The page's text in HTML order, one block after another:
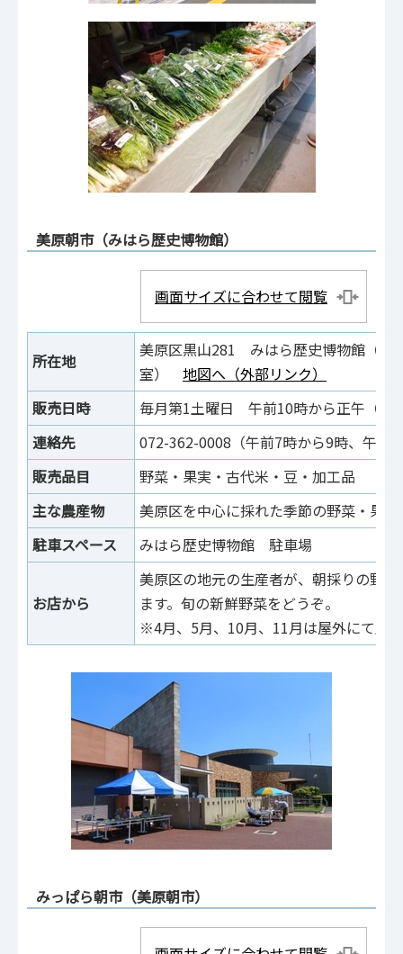
美原朝市（みはら歴史博物館）
画面サイズに合わせて閲覧
所在地
美原区黒山281 みはら歴史博物館（ギ
室） 地図へ（外部リンク）
販売日時
毎月第1土曜日 午前10時から正午（売
連絡先
072-362-0008（午前7時から9時、午後
販売品目
野菜・果実・古代米・豆・加工品
主な農産物
美原区を中心に採れた季節の野菜・果
駐車スペース
みはら歴史博物館 駐車場
お店から
美原区の地元の生産者が、朝採りの野
ます。旬の新鮮野菜をどうぞ。
※4月、5月、10月、11月は屋外にて販
みっぱら朝市（美原朝市）